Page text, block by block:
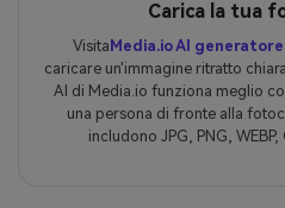
Carica la tua
Visita Media.io AI
caricare un'immagine ritratto
AI di Media.io funziona meglio
una persona di fronte alla
includono JPG, PNG, WEBP,